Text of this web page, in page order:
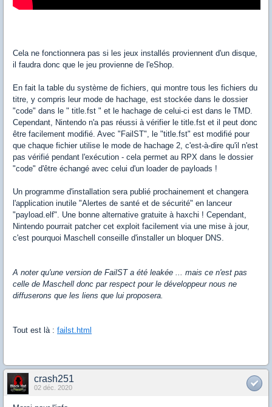
Cela ne fonctionnera pas si les jeux installés proviennent d'un disque,
il faudra donc que le jeu provienne de l'eShop.
En fait la table du système de fichiers, qui montre tous les fichiers du
titre, y compris leur mode de hachage, est stockée dans le dossier
"code" dans le " title.fst " et le hachage de celui-ci est dans le TMD.
Cependant, Nintendo n'a pas réussi à vérifier le title.fst et il peut donc
être facilement modifié. Avec "FailST", le "title.fst" est modifié pour
que chaque fichier utilise le mode de hachage 2, c'est-à-dire qu'il n'est
pas vérifié pendant l'exécution - cela permet au RPX dans le dossier
"code" d'être échangé avec celui d'un loader de payloads !
Un programme d'installation sera publié prochainement et changera
l'application inutile "Alertes de santé et de sécurité" en lanceur
"payload.elf". Une bonne alternative gratuite à haxchi ! Cependant,
Nintendo pourrait patcher cet exploit facilement via une mise à jour,
c'est pourquoi Maschell conseille d'installer un bloquer DNS.
A noter qu'une version de FailST a été leakée ... mais ce n'est pas
celle de Maschell donc par respect pour le développeur nous ne
diffuserons que les liens que lui proposera.
Tout est là : failst.html
crash251
02 déc. 2020